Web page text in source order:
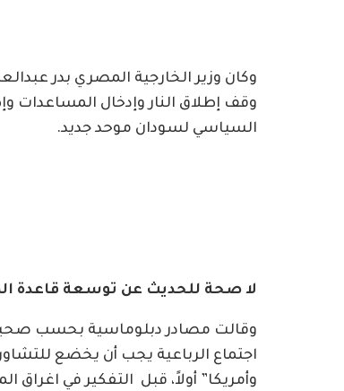
وكان وزير الخارجية المصري بدر
وقف إطلاق النار وإدخال المساعدات
السياسي لسودان موحد جديد.
لا صحة للحديث عن توسعة قاعدة
وقالت مصادر دبلوماسية بحسب
اجتماع الرباعية يجب أن يخضع
وأمريكا” أولاً، قبل التفكير في اغراق